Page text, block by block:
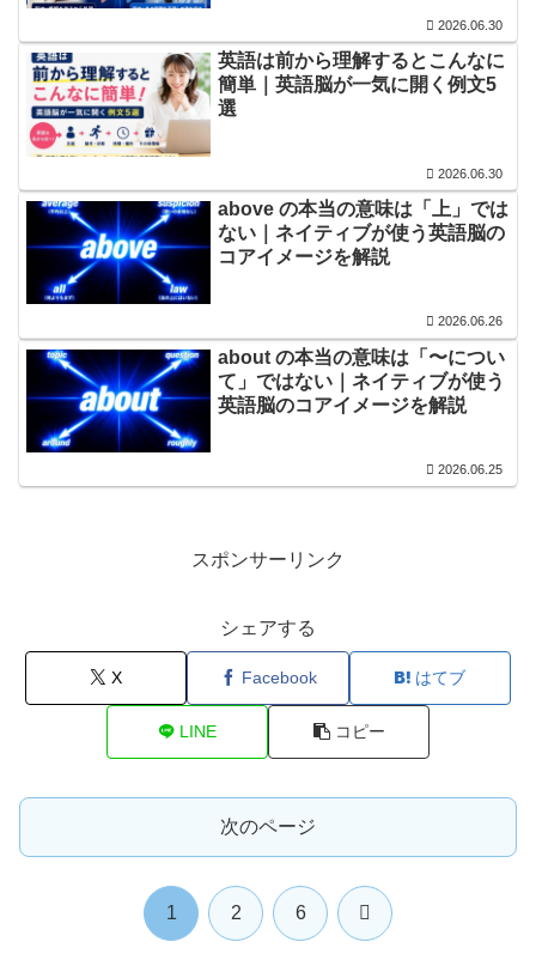
2026.06.30
英語は前から理解するとこんなに
簡単｜英語脳が一気に開く例文5
選
2026.06.30
above の本当の意味は「上」では
ない｜ネイティブが使う英語脳の
コアイメージを解説
2026.06.26
about の本当の意味は「〜につい
て」ではない｜ネイティブが使う
英語脳のコアイメージを解説
2026.06.25
スポンサーリンク
シェアする
X Facebook はてブ
LINE コピー
次のページ
1 2 6 次